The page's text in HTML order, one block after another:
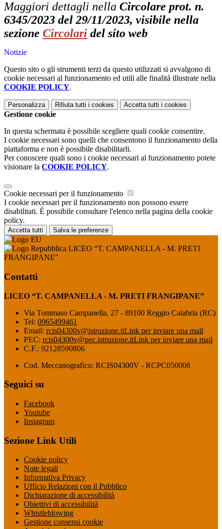
Maggiori dettagli nella Circolare prot. n.
6345/2023 del 29/11/2023, visibile nella
sezione Circolari del sito web
Notizie
Questo sito o gli strumenti terzi da questo utilizzati si avvalgono di
cookie necessari al funzionamento ed utili alle finalità illustrate nella
COOKIE POLICY.
Personalizza Rifiuta tutti i cookies Accetta tutti i cookies
Gestione cookie
In questa schermata è possibile scegliere quali cookie consentire.
I cookie necessari sono quelli che consentono il funzionamento della
piattaforma e non è possibile disabilitarli.
Per conoscere quali sono i cookie necessari al funzionamento potete
visionare la COOKIE POLICY.
Cookie necessari per il funzionamento
I cookie necessari per il funzionamento non possono essere
disabilitati. È possibile consultare l'elenco nella pagina della cookie
policy.
Accetta tutti Salva le preferenze
LICEO “T. CAMPANELLA - M. PRETI
FRANGIPANE”
Contatti
LICEO “T. CAMPANELLA - M. PRETI FRANGIPANE”
Via Tommaso Campanella, 27 - 89100 Reggio Calabria (RC)
Tel: 0965499461
Email: rcis04300v@istruzione.itLink per inviare una mail
PEC: rcis04300v@pec.istruzione.itLink per inviare una mail
C.F.: 92128590806
Cod. Meccanografico: RCIS04300V - RCPC050008
Seguici su
Facebook
Youtube
Instagram
Sezione Link Utili
Cookie policy
Note legali
Informativa Privacy
Ufficio Relazioni con il Pubblico
Dichiarazione di accessibilità
Obiettivi di accessibilità
Whistleblowing
Gestione consensi cookie